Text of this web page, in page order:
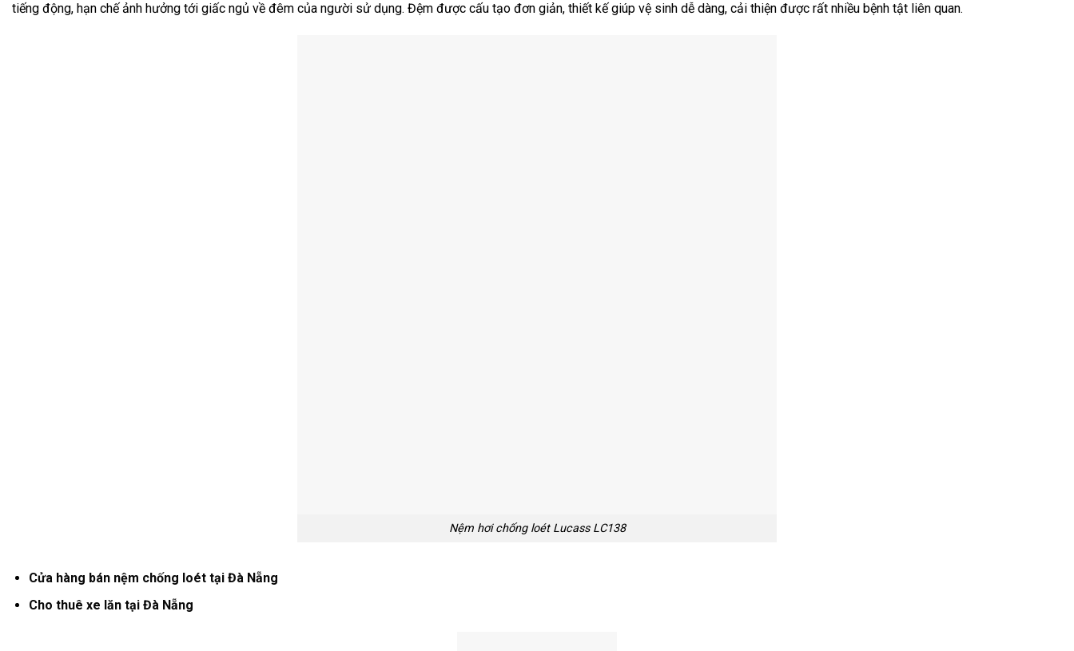
tiếng động, hạn chế ảnh hưởng tới giấc ngủ về đêm của người sử dụng. Đệm được cấu tạo đơn giản, thiết kế giúp vệ sinh dễ dàng, cải thiện được rất nhiều bệnh tật liên quan.
Nệm hơi chống loét Lucass LC138
Cửa hàng bán nệm chống loét tại Đà Nẵng
Cho thuê xe lăn tại Đà Nẵng